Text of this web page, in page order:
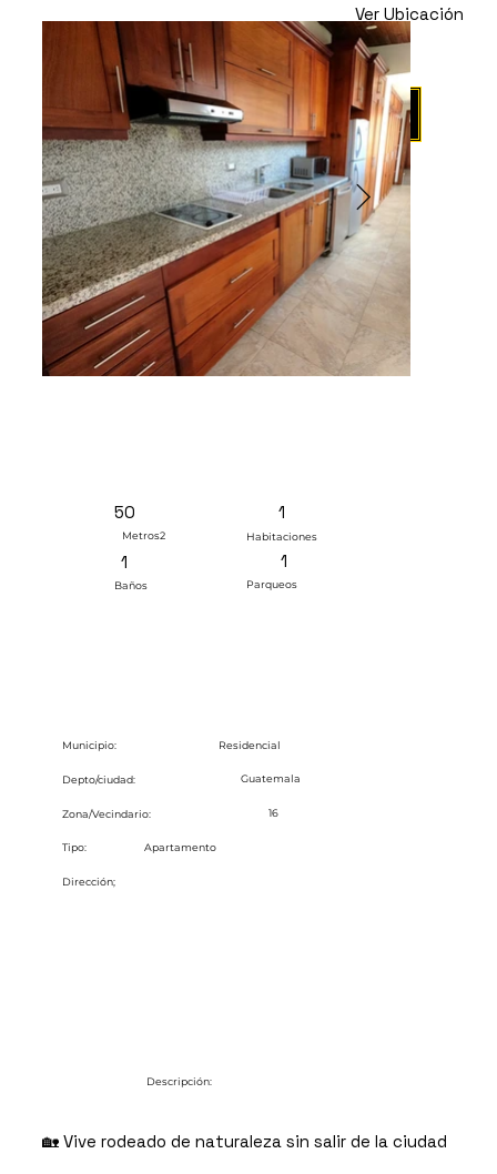
Agendar Visita
Propiedad en Renta
Ver Ubicación
50
Metros2
1
Habitaciones
1
Baños
1
Parqueos
Municipio: Residencial
Depto/ciudad: Guatemala
Zona/Vecindario: 16
Tipo: Apartamento
Dirección;
Descripción:
🏡 Vive rodeado de naturaleza sin salir de la ciudad